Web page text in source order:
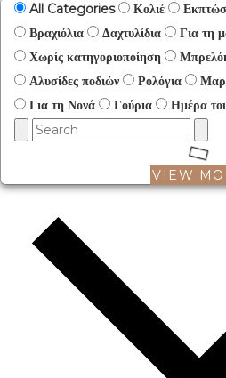
All Categories Κολιέ
Βραχιόλια
Δαχτυλίδια
Για τη
Χωρίς κατηγοριοποίηση
Αλυσίδες ποδιών
Ρολόγια
Για τη Νονά
Γούρια Ημέρα
VIEW